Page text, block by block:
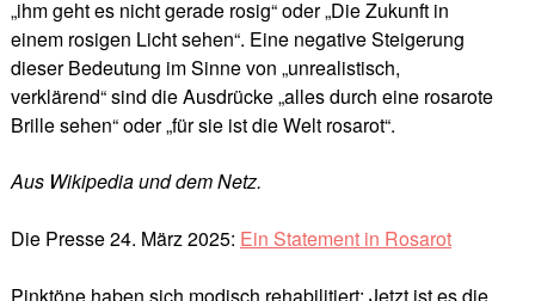
„ihm geht es nicht gerade rosig“ oder „Die Zukunft in
einem rosigen Licht sehen“. Eine negative Steigerung
dieser Bedeutung im Sinne von „unrealistisch,
verklärend“ sind die Ausdrücke „alles durch eine rosarote
Brille sehen“ oder „für sie ist die Welt rosarot“.
Aus Wikipedia und dem Netz.
Die Presse 24. März 2025: Ein Statement in Rosarot